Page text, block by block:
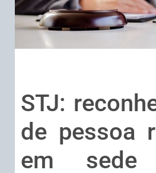
STJ:
de pessoa
em sede